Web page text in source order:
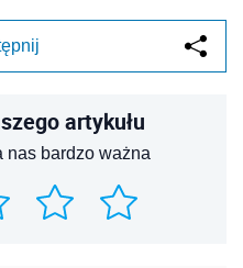
artykułu
nas bardzo ważna